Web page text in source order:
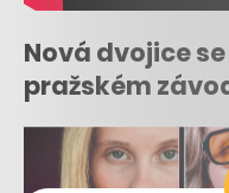
Nová dvojice
pražském